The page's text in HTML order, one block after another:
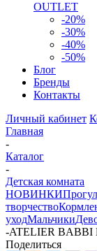
OUTLET
-20%
-30%
-40%
-50%
Блог
Бренды
Контакты
Личный кабинет
Главная
-
Каталог
-
Детская комната
НОВИНКИ
творчество
уходМальчики
-ATELIER BABBI
Поделиться